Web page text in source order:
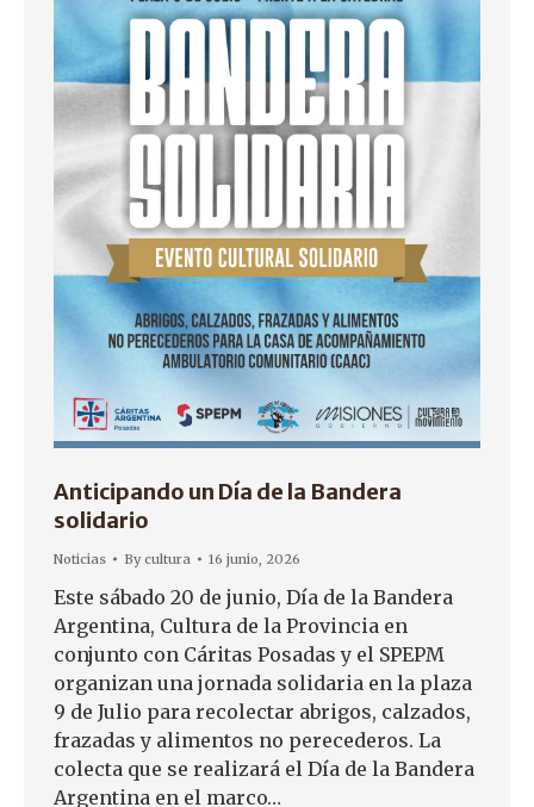
Anticipando un Día de la Bandera
solidario
Noticias Bycultura 16 junio, 2026
Este sábado 20 de junio, Día de la Bandera
Argentina, Cultura de la Provincia en
conjunto con Cáritas Posadas y el SPEPM
organizan una jornada solidaria en la plaza
9 de Julio para recolectar abrigos, calzados,
frazadas y alimentos no perecederos. La
colecta que se realizará el Día de la Bandera
Argentina en el marco…